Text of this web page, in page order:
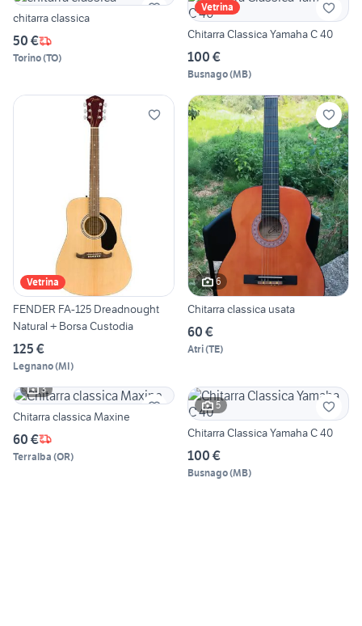
chitarra classica
50 €
Torino(TO)
Vetrina
Chitarra Classica Yamaha C 40
100 €
Busnago(MB)
Vetrina
FENDER FA-125 Dreadnought
Natural + Borsa Custodia
125 €
Legnano(MI)
6
Chitarra classica usata
60 €
Atri(TE)
3
Chitarra classica Maxine
60 €
Terralba (OR)
5
Chitarra Classica Yamaha C 40
100 €
Busnago(MB)